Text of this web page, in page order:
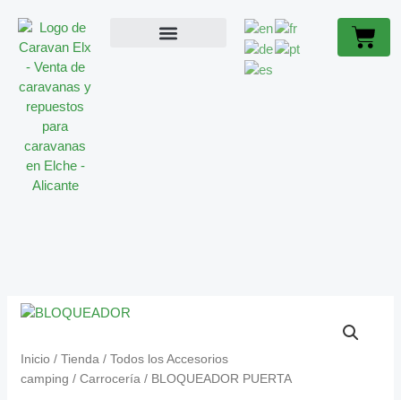
contenido
Cart
Inicio /Tienda /Todos los Accesorios
camping /Carrocería / BLOQUEADOR PUERTA
BLOQUEADOR
CANTIDAD